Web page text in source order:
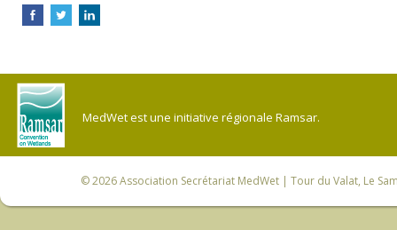
MedWet est une initiative régionale Ramsar.
© 2026Association Secrétariat MedWet | Tour du Valat, Le